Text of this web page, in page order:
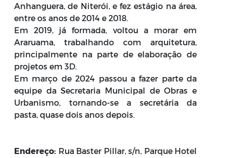
Anhanguera, de Niterói, e fez estágio na área,
entre os anos de 2014 e 2018.
Em 2019, já formada, voltou a morar em
Araruama, trabalhando com arquitetura,
principalmente na parte de elaboração de
projetos em 3D.
Em março de 2024 passou a fazer parte da
equipe da Secretaria Municipal de Obras e
Urbanismo, tornando-se a secretária da
pasta, quase dois anos depois.
Endereço: Rua Baster Pillar, s/n, Parque Hotel